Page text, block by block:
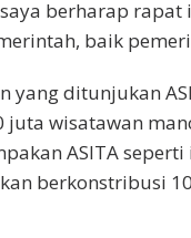
berharap
baik
yang ditunjukan
wisatawan
ASITA
berkonstribusi